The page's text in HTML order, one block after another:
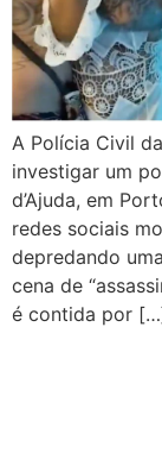
A Polícia Civil
investigar um
d’Ajuda, em
redes sociais
depredando
cena de
é contida por